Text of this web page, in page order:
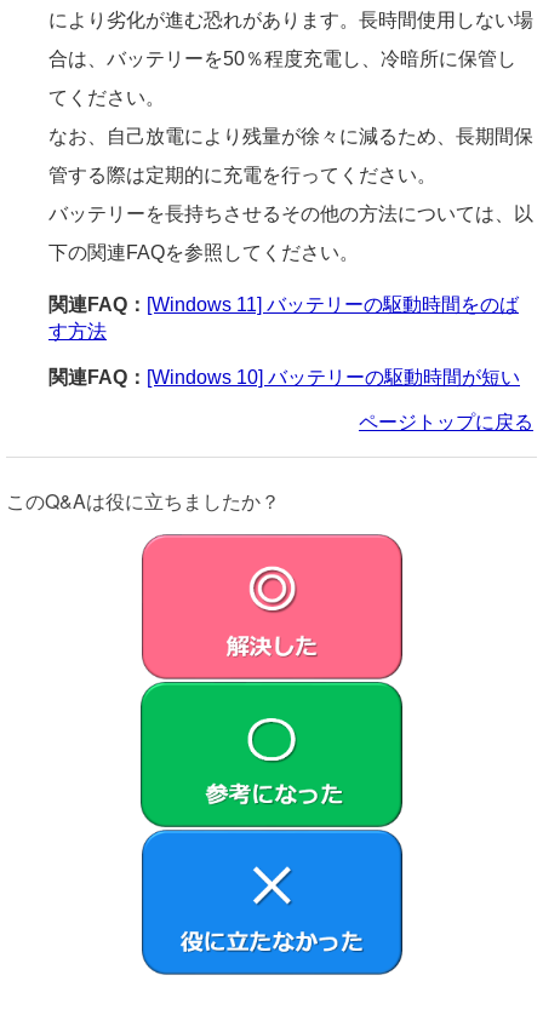
により劣化が進む恐れがあります。長時間使用しない場
合は、バッテリーを50％程度充電し、冷暗所に保管し
てください。
なお、自己放電により残量が徐々に減るため、長期間保
管する際は定期的に充電を行ってください。
バッテリーを長持ちさせるその他の方法については、以
下の関連FAQを参照してください。
関連FAQ： [Windows 11] バッテリーの駆動時間をのば
す方法
関連FAQ： [Windows 10] バッテリーの駆動時間が短い
ページトップに戻る
このQ&Aは役に立ちましたか？